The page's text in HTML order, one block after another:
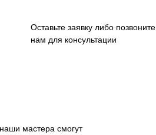
Оставьте заявку либо позвоните
нам для консультации
мастера смогут